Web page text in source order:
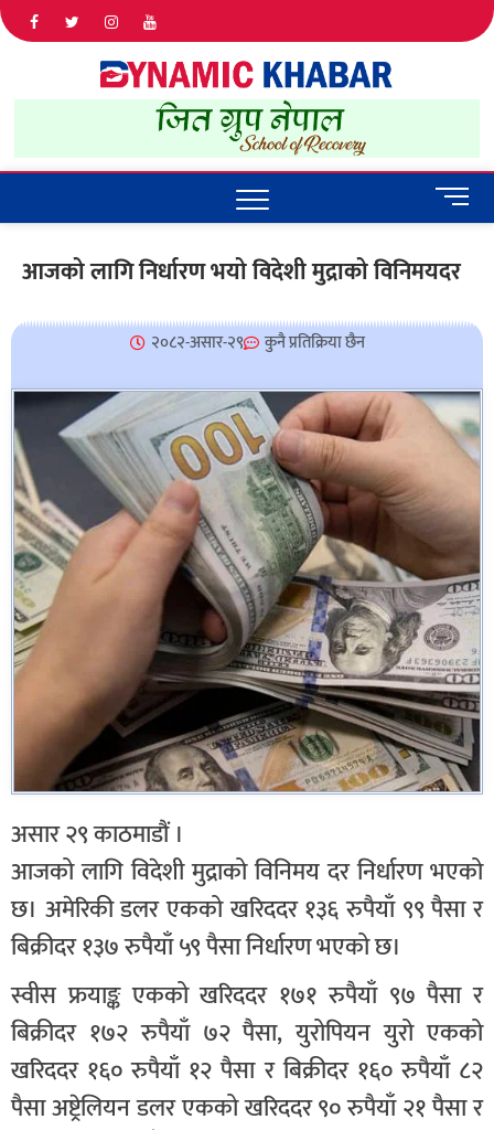
IN NEPAL
M
e
u
u
o
आजको लागि निर्धारण भयो विदेशी मुद्राको विनिमयदर
२०८२-असार-२९ कुनै प्रतिक्रिया छैन
असार २९ काठमाडौं ।
आजको लागि विदेशी मुद्राको विनिमय दर निर्धारण भएको
छ। अमेरिकी डलर एकको खरिददर १३६ रुपैयाँ ९९ पैसा र
बिक्रीदर १३७ रुपैयाँ ५९ पैसा निर्धारण भएको छ।
स्वीस फ्रयाङ्क एकको खरिददर १७१ रुपैयाँ ९७ पैसा र
बिक्रीदर १७२ रुपैयाँ ७२ पैसा, युरोपियन युरो एकको
खरिददर १६० रुपैयाँ १२ पैसा र बिक्रीदर १६० रुपैयाँ ८२
पैसा अष्ट्रेलियन डलर एकको खरिददर ९० रुपैयाँ २१ पैसा र